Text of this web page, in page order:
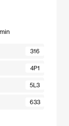
316
4P1
5L3
633